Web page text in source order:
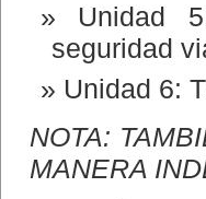
Unidad
seguridad
Unidad 6:
NOTA:
MANERA